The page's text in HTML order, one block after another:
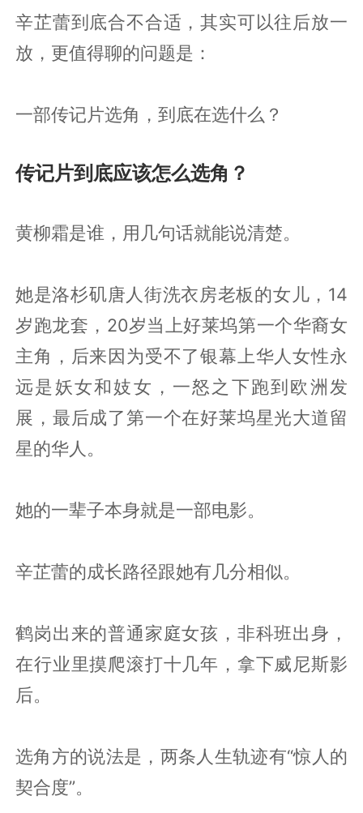
辛芷蕾到底合不合适，其实可以往后放一
放，更值得聊的问题是：
一部传记片选角，到底在选什么？
传记片到底应该怎么选角？
黄柳霜是谁，用几句话就能说清楚。
她是洛杉矶唐人街洗衣房老板的女儿，14
岁跑龙套，20岁当上好莱坞第一个华裔女
主角，后来因为受不了银幕上华人女性永
远是妖女和妓女，一怒之下跑到欧洲发
展，最后成了第一个在好莱坞星光大道留
星的华人。
她的一辈子本身就是一部电影。
辛芷蕾的成长路径跟她有几分相似。
鹤岗出来的普通家庭女孩，非科班出身，
在行业里摸爬滚打十几年，拿下威尼斯影
后。
选角方的说法是，两条人生轨迹有“惊人的
契合度”。